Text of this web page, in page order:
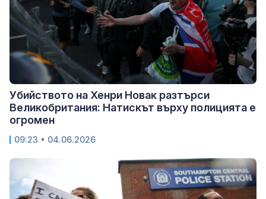
Убийството на Хенри Новак разтърси
Великобритания: Натискът върху полицията е
огромен
09:23 • 04.06.2026